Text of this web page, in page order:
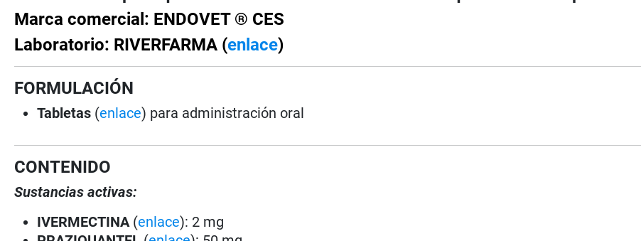
Marca comercial: ENDOVET ® CES
Laboratorio: RIVERFARMA (enlace)
FORMULACIÓN
Tabletas (enlace) para administración oral
CONTENIDO
Sustancias activas:
IVERMECTINA (enlace): 2 mg